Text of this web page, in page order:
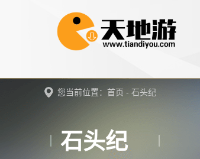
您当前位置： 首页 - 石头纪
石头纪